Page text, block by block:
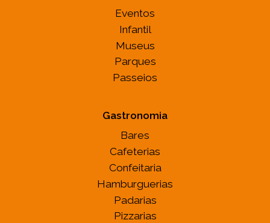
Eventos
Infantil
Museus
Parques
Passeios
Gastronomia
Bares
Cafeterias
Confeitaria
Hamburguerias
Padarias
Pizzarias